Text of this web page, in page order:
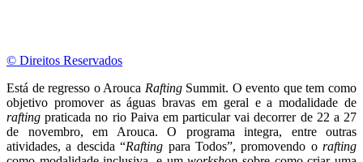
© Direitos Reservados
Está de regresso o Arouca RaftingSummit. O evento que tem como
objetivo promover as águas bravas em geral e a modalidade de
rafting praticada no rio Paiva em particular vai decorrer de 22 a 27
de novembro, em Arouca. O programa integra, entre outras
atividades, a descida “Rafting para Todos”, promovendo o rafting